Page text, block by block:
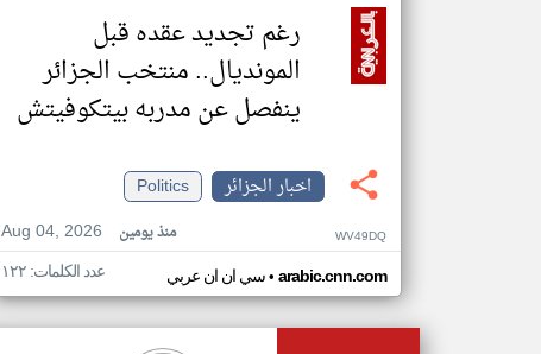
رغم تجديد عقده قبل
المونديال.. منتخب الجزائر
ينفصل عن مدربه بيتكوفيتش
اخبار الجزائر
Politics
Aug 04, 2026
منذ يومين WV49DQ
سي ان ان عربي• arabic.cnn.com عدد الكلمات: ١٢٢